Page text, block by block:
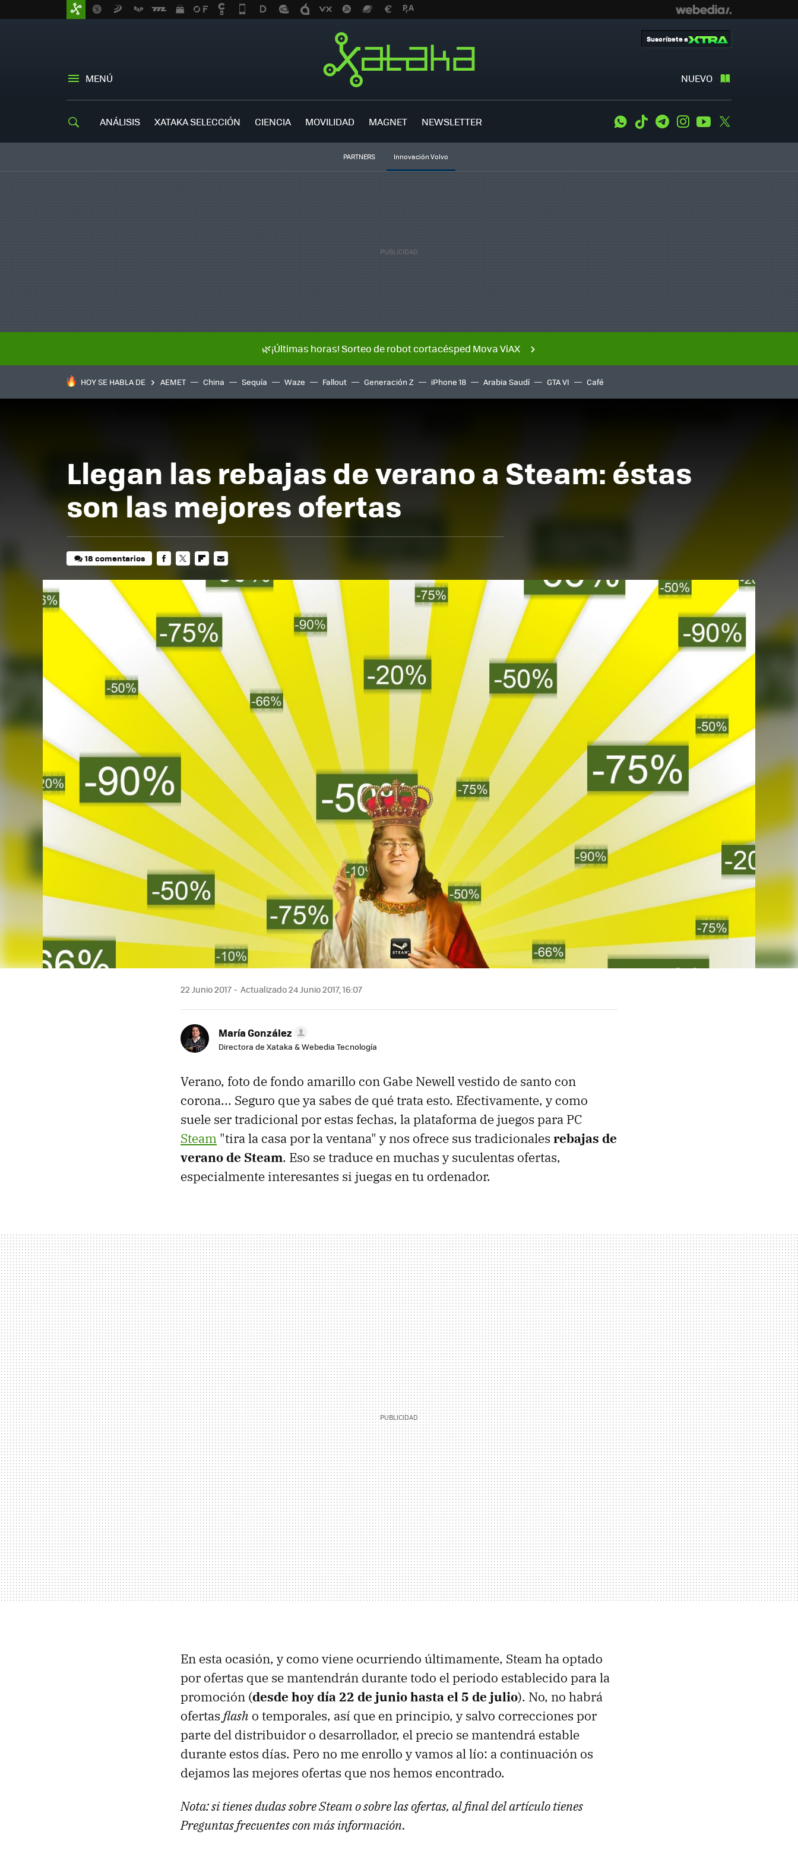
MENÚ NUEVO
Suscríbete a
ANÁLISIS XATAKA SELECCIÓN CIENCIA MOVILIDAD MAGNET NEWSLETTER WhatsApp
Tiktok TelegramInstagramYoutube
PARTNERS Innovación Volvo
🌿¡Últimas horas! Sorteo de robot cortacésped Mova ViAX
HOY SE HABLA DE AEMET China Sequía Waze Fallout Generación Z iPhone 18 Arabia Saudí GTA VI Café
Llegan las rebajas de verano a Steam: éstas
son las mejores ofertas
18 comentarios
MAIL
22 Junio 2017 Actualizado 24 Junio 2017, 16:07
María González
Directora de Xataka & Webedia Tecnología
Verano, foto de fondo amarillo con Gabe Newell vestido de santo con
corona... Seguro que ya sabes de qué trata esto. Efectivamente, y como
suele ser tradicional por estas fechas, la plataforma de juegos para PC
Steam "tira la casa por la ventana" y nos ofrece sus tradicionales rebajas de
verano de Steam. Eso se traduce en muchas y suculentas ofertas,
especialmente interesantes si juegas en tu ordenador.
En esta ocasión, y como viene ocurriendo últimamente, Steam ha optado
por ofertas que se mantendrán durante todo el periodo establecido para la
promoción (desde hoy día 22 de junio hasta el 5 de julio). No, no habrá
ofertas flash o temporales, así que en principio, y salvo correcciones por
parte del distribuidor o desarrollador, el precio se mantendrá estable
durante estos días. Pero no me enrollo y vamos al lío: a continuación os
dejamos las mejores ofertas que nos hemos encontrado.
Nota: si tienes dudas sobre Steam o sobre las ofertas, al final del artículo tienes
Preguntas frecuentes con más información.